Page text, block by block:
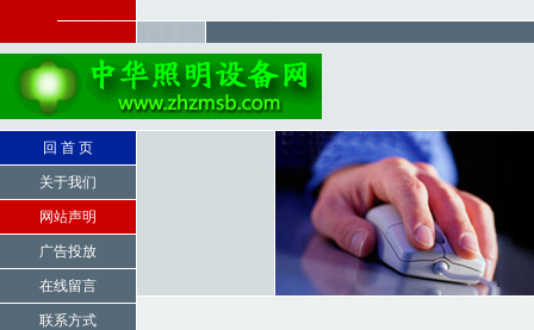
回 首 页
关于我们
网站声明
广告投放
在线留言
联系方式